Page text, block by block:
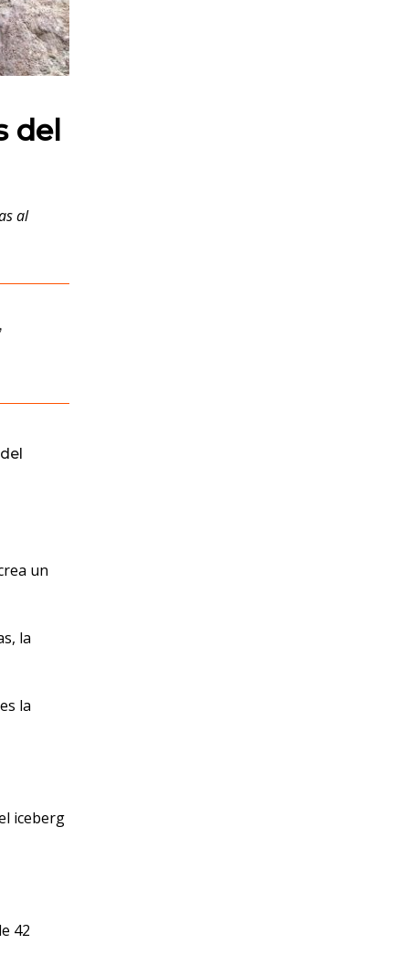
del
al
un
la
la
iceberg
42